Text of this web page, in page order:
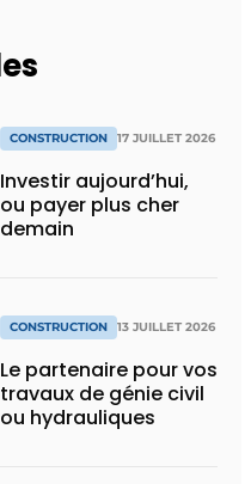
CONSTRUCTION 17 JUILLET 2026
Investir aujourd’hui,
ou payer plus cher
demain
CONSTRUCTION 13 JUILLET 2026
Le partenaire pour vos
travaux de génie civil
ou hydrauliques